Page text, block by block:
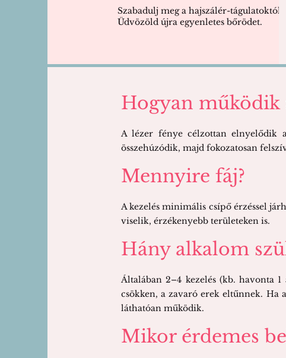
Szabadulj meg a hajszálér-tágulatoktól.
Üdvözöld újra egyenletes bőrödet.
Hogyan működik
A lézer fénye célzottan elnyelődik
összehúzódik, majd fokozatosan
Mennyire fáj?
A kezelés minimális csípő érzéssel
viselik, érzékenyebb területeken is.
Hány alkalom
Általában 2–4 kezelés (kb. havonta
csökken, a zavaró erek eltűnnek. Ha
láthatóan működik.
Mikor érdemes